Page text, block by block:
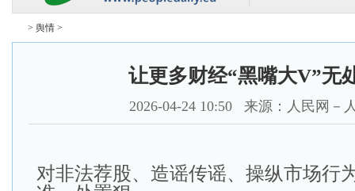
> 舆情 >
让更多财经“黑嘴大V”无
2026-04-24 10:50 来源：人民网－
对非法荐股、造谣传谣、操纵市场行